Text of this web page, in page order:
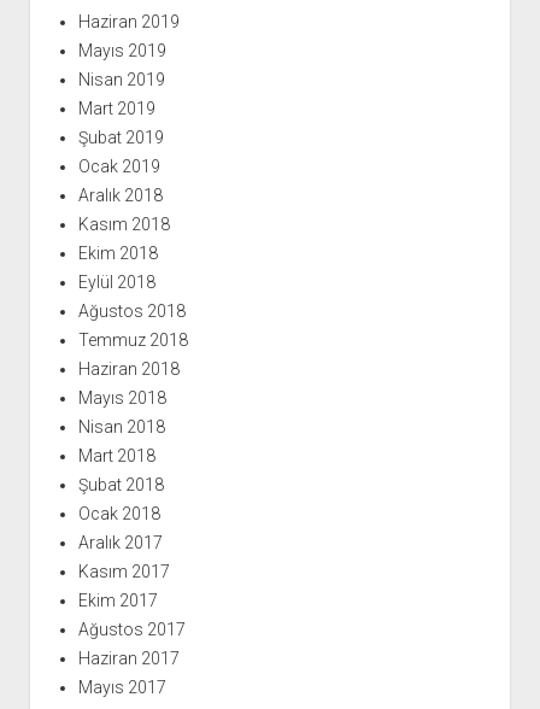
Haziran 2019
Mayıs 2019
Nisan 2019
Mart 2019
Şubat 2019
Ocak 2019
Aralık 2018
Kasım 2018
Ekim 2018
Eylül 2018
Ağustos 2018
Temmuz 2018
Haziran 2018
Mayıs 2018
Nisan 2018
Mart 2018
Şubat 2018
Ocak 2018
Aralık 2017
Kasım 2017
Ekim 2017
Ağustos 2017
Haziran 2017
Mayıs 2017